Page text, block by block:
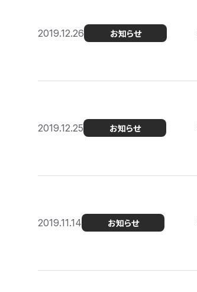
2019.12.26 お知らせ
2019.12.25 お知らせ
2019.11.14 お知らせ